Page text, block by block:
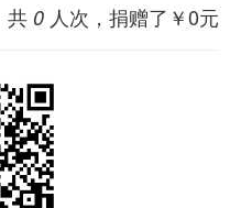
共 0 人次，捐赠了￥0元